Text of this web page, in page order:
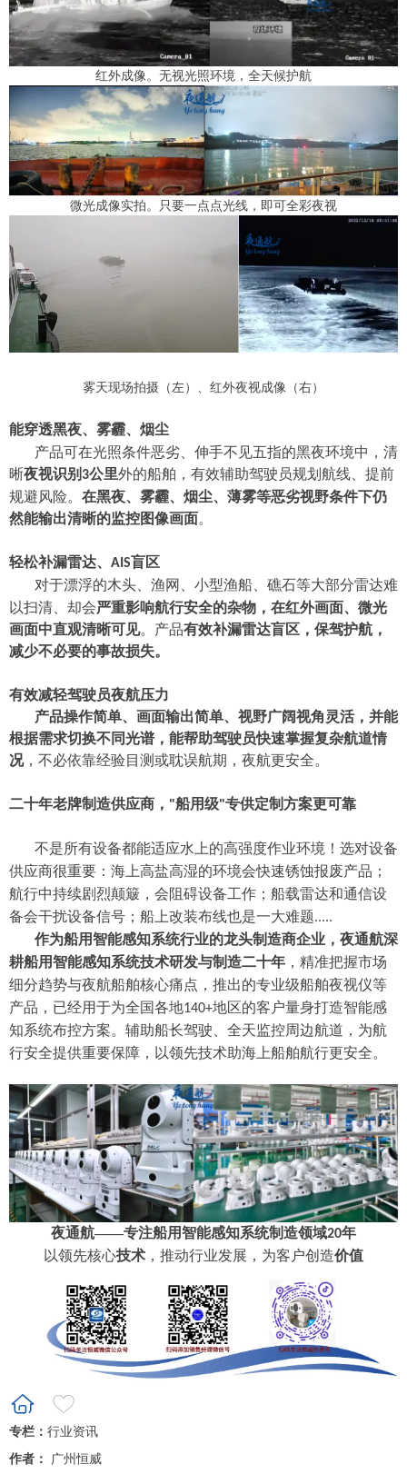
红外成像。无视光照环境，全天候护航
微光成像实拍。只要一点点光线，即可全彩夜视
雾天现场拍摄（左）、红外夜视成像（右）
能穿透黑夜、雾霾、烟尘
产品可在光照条件恶劣、伸手不见五指的黑夜环境中，清
晰夜视识别3公里外的船舶，有效辅助驾驶员规划航线、提前
规避风险。 在黑夜、雾霾、烟尘、薄雾等恶劣视野条件下仍
然能输出清晰的监控图像画面。
轻松补漏雷达、 AIS盲区
对于漂浮的木头、渔网、小型渔船、礁石等大部分雷达难
以扫清、却会严重影响航行安全的杂物，在红外画面、微光
画面中直观清晰可见。产品有效补漏雷达盲区，保驾护航，
减少不必要的事故损失。
有效减轻驾驶员夜航压力
产品操作简单、画面输出简单、视野广阔视角灵活，并能
根据需求切换不同光谱，能帮助驾驶员快速掌握复杂航道情
况，不必依靠经验目测或耽误航期，夜航更安全。
二十年老牌制造供应商， "船用级"专供定制方案更可靠
不是所有设备都能适应水上的高强度作业环境！选对设备
供应商很重要： 海上高盐高湿的环境会快速锈蚀报废产品 ；
航行中持续剧烈颠簸 ，会阻碍设备工作 ；船载雷达和通信设
备会干扰设备信号；船上改装布线也是一大难题.....
作为船用智能感知系统行业的龙头制造商企业，夜通航深
耕船用智能感知系统技术研发与制造二十年 ，精准把握市场
细分趋势与夜航船舶核心痛点， 推出的专业级船舶夜视仪等
产品 ， 已经用于为全国各地140+地区的客户量身打造智能感
知系统布控方案。 辅助船长驾驶、 全天监控周边航道，为航
行安全提供重要保障 ， 以领先技术助海上船舶航行更安全。
夜通航——专注船用智能感知系统制造领域20年
以领先核心技术 ，推动行业发展，为客户创造价值
专栏： 行业资讯
作者：
广州恒威